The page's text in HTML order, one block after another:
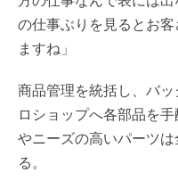
の仕事ぶりを見るとお
ますね」
商品管理を統括し、バ
ロショップへ各部品を
やニーズの高いパーツ
る。